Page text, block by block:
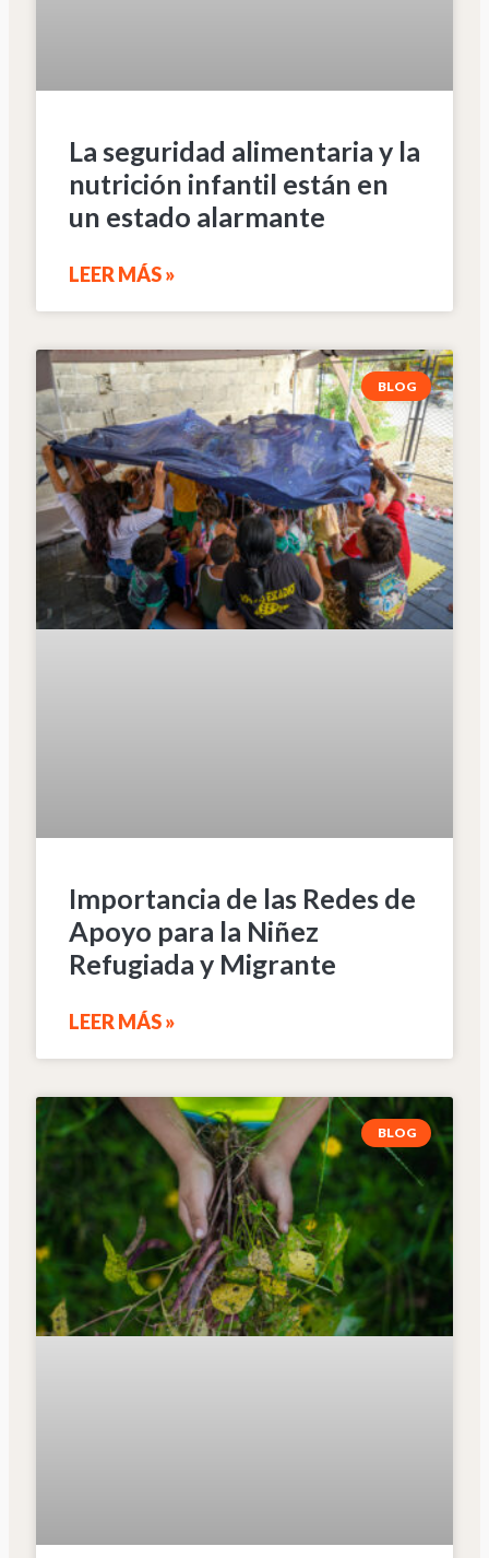
La seguridad alimentaria y la
nutrición infantil están en
un estado alarmante
LEER MÁS »
BLOG
Importancia de las Redes de
Apoyo para la Niñez
Refugiada y Migrante
LEER MÁS »
BLOG